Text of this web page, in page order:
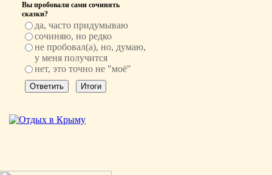
Вы пробовали сами сочинять
сказки?
да, часто придумываю
сочиняю, но редко
не пробовал(а), но, думаю,
у меня получится
нет, это точно не "моё"